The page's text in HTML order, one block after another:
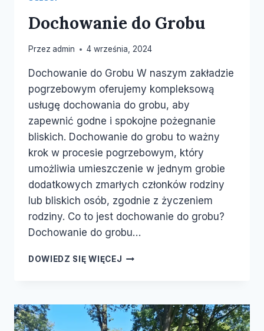
Dochowanie do Grobu
Przez admin 4 września, 2024
Dochowanie do Grobu W naszym zakładzie
pogrzebowym oferujemy kompleksową
usługę dochowania do grobu, aby
zapewnić godne i spokojne pożegnanie
bliskich. Dochowanie do grobu to ważny
krok w procesie pogrzebowym, który
umożliwia umieszczenie w jednym grobie
dodatkowych zmarłych członków rodziny
lub bliskich osób, zgodnie z życzeniem
rodziny. Co to jest dochowanie do grobu?
Dochowanie do grobu…
DOWIEDZ SIĘ WIĘCEJ